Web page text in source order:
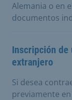
Alemania o en
documentos
Inscripción de
extranjero
Si desea
previamente